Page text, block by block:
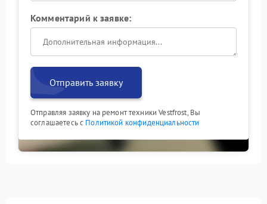
Комментарий к заявке:
Отправить заявку
Отправляя заявку на ремонт техники Vestfrost, Вы
соглашаетесь с Политикой конфиденциальности